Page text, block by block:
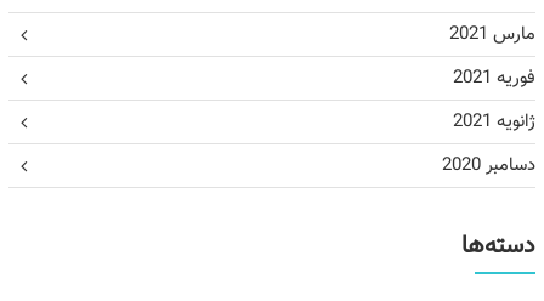
مارس 2021
فوریه 2021
ژانویه 2021
دسامبر 2020
دسته‌ها